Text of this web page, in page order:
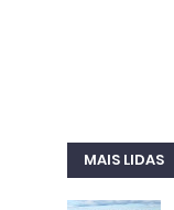
MAIS LIDAS